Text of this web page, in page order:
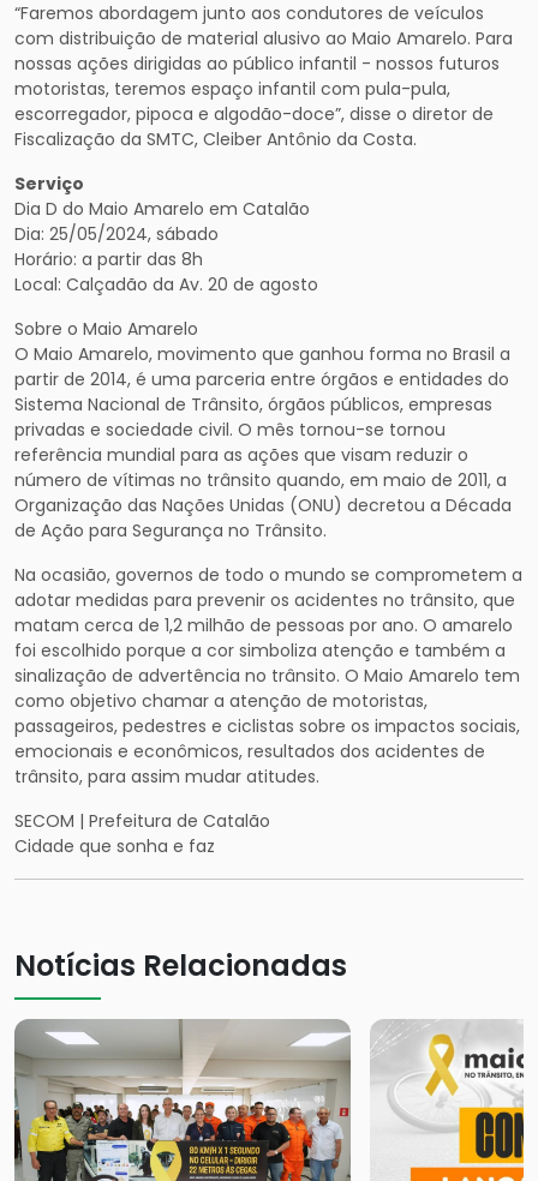
“Faremos abordagem junto aos condutores de veículos
com distribuição de material alusivo ao Maio Amarelo. Para
nossas ações dirigidas ao público infantil - nossos futuros
motoristas, teremos espaço infantil com pula-pula,
escorregador, pipoca e algodão-doce”, disse o diretor de
Fiscalização da SMTC, Cleiber Antônio da Costa.
Serviço
Dia D do Maio Amarelo em Catalão
Dia: 25/05/2024, sábado
Horário: a partir das 8h
Local: Calçadão da Av. 20 de agosto
Sobre o Maio Amarelo
O Maio Amarelo, movimento que ganhou forma no Brasil a
partir de 2014, é uma parceria entre órgãos e entidades do
Sistema Nacional de Trânsito, órgãos públicos, empresas
privadas e sociedade civil. O mês tornou-se tornou
referência mundial para as ações que visam reduzir o
número de vítimas no trânsito quando, em maio de 2011, a
Organização das Nações Unidas (ONU) decretou a Década
de Ação para Segurança no Trânsito.
Na ocasião, governos de todo o mundo se comprometem a
adotar medidas para prevenir os acidentes no trânsito, que
matam cerca de 1,2 milhão de pessoas por ano. O amarelo
foi escolhido porque a cor simboliza atenção e também a
sinalização de advertência no trânsito. O Maio Amarelo tem
como objetivo chamar a atenção de motoristas,
passageiros, pedestres e ciclistas sobre os impactos sociais,
emocionais e econômicos, resultados dos acidentes de
trânsito, para assim mudar atitudes.
SECOM | Prefeitura de Catalão
Cidade que sonha e faz
Notícias Relacionadas